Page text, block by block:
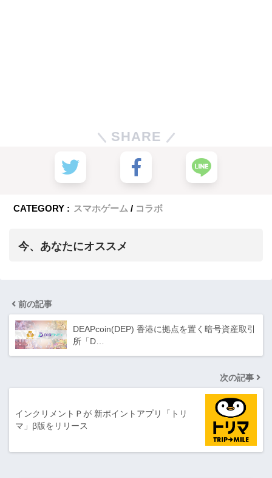
SHARE
CATEGORY : スマホゲーム コラボ
今、あなたにオススメ
前の記事
DEAPcoin(DEP) 香港に拠点を置く暗号資産取引
所「D…
次の記事
インクリメントＰが 新ポイントアプリ「トリ
マ」β版をリリース